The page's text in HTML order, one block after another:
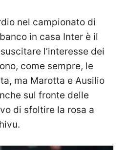
nel campionato di
in casa Inter è il
l’interesse dei
come sempre, le
ma Marotta e Ausilio
sul fronte delle
di sfoltire la rosa a